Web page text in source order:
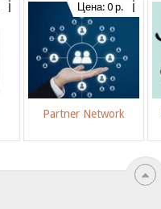
Цена: 0 р.
Partner Network